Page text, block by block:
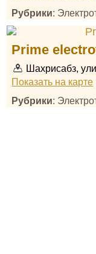
Рубрики:
Prime
Шахрисабз,
Показать на карте
Рубрики: